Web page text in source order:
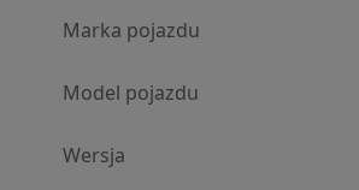
Marka pojazdu
Model pojazdu
Wersja